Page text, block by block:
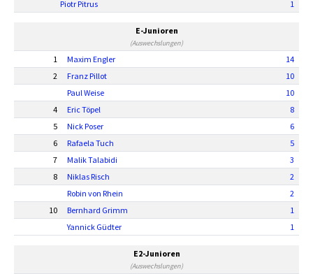
Piotr Pitrus
1
E-Junioren
(Auswechslungen)
1 Maxim Engler
14
2
Franz Pillot
10
Paul Weise
10
4
Eric Töpel
8
5
Nick Poser
6
6
Rafaela Tuch
5
7
Malik Talabidi
3
8
Niklas Risch
2
Robin von Rhein
2
10
Bernhard Grimm
1
Yannick Güdter
1
E2-Junioren
(Auswechslungen)